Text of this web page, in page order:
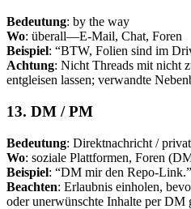
Bedeutung: by the way
Wo: überall—E-Mail, Chat, Foren
Beispiel: “BTW, Folien sind im
Achtung: Nicht Threads mit nicht
entgleisen lassen; verwandte
13. DM / PM
Bedeutung: Direktnachricht /
Wo: soziale Plattformen, Foren
Beispiel: “DM mir den Repo-Link.”
Beachten: Erlaubnis einholen,
oder unerwünschte Inhalte per DM